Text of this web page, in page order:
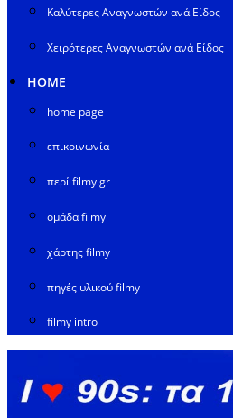
Καλύτερες Αναγνωστών ανά Είδος
Χειρότερες Αναγνωστών ανά Είδος
HOME
home page
επικοινωνία
περί filmy.gr
ομάδα filmy
χάρτης filmy
πηγές υλικού filmy
filmy intro